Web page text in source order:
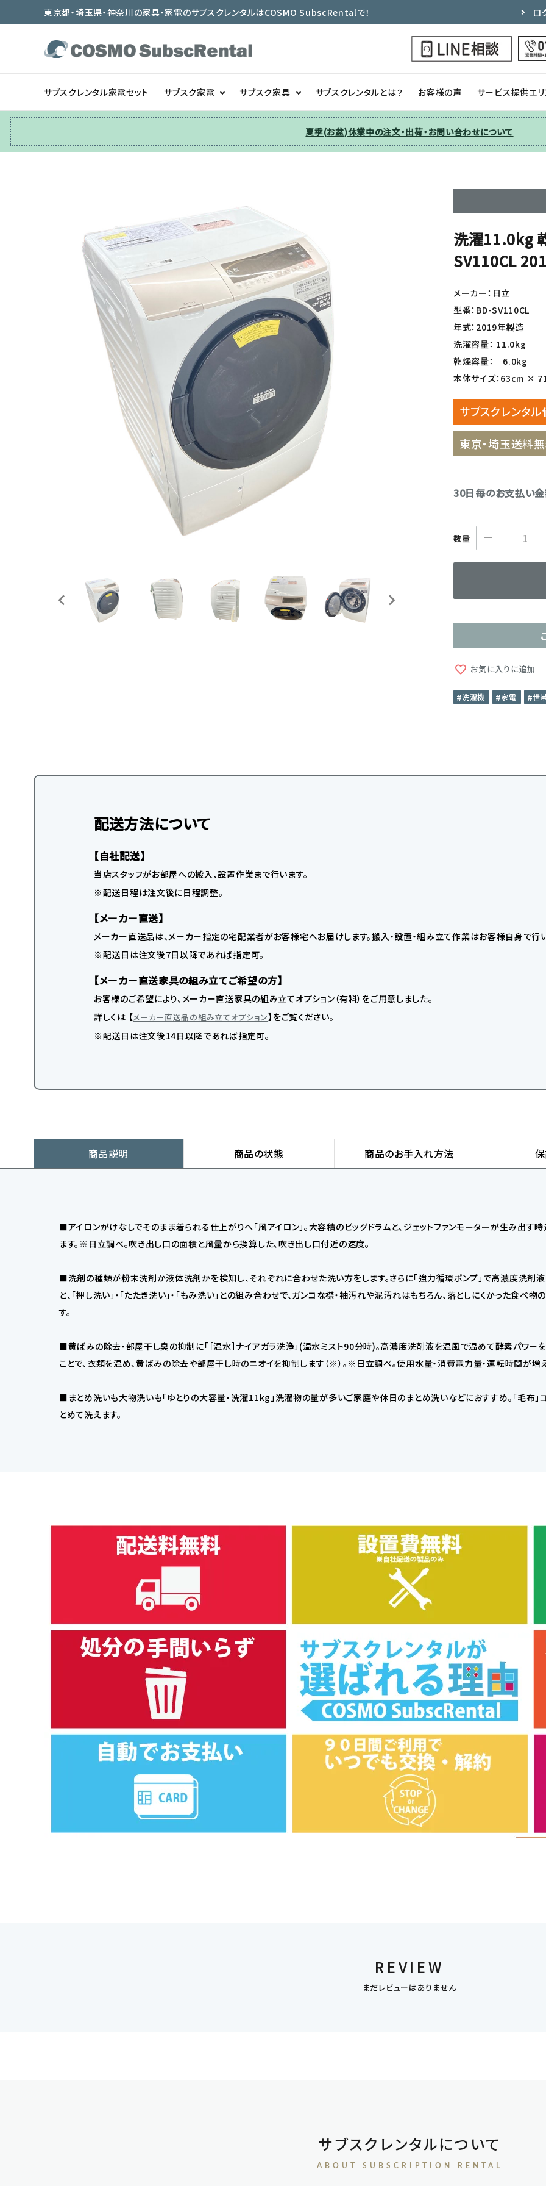
東京都・埼玉県・神奈川の家具・家電のサブスクレンタルはCOSMO SubscRentalで！ ロ
サブスクレンタル家電セット サブスク家電
冷蔵庫 洗濯機 季節家電
サブスク家具
テーブル/デスク チェア ソファー
サブスクレンタルとは？ お客様の声 サービス提供エ
夏季(お盆)休業中の注文・出荷・お問い合わせについて
洗濯11.0kg
SV110CL
メーカー：日立
型番：BD-SV110CL
年式：2019年製造
洗濯容量： 11.0kg
乾燥容量： 6.0kg
本体サイズ：63cm ×
サブスクレンタ
東京・埼玉送料
30日毎のお支払い
数量
お気に入りに追加
洗濯機 家電 世
配送方法について
【自社配送】
当店スタッフがお部屋への搬入、設置作業まで行います。
※配送日程は注文後に日程調整。
【メーカー直送】
メーカー直送品は、メーカー指定の宅配業者がお客様宅へお届けします。搬入・設置・組み立て作業はお客様自身で行
※配送日は注文後7日以降であれば指定可。
【メーカー直送家具の組み立てご希望の方】
お客様のご希望により、メーカー直送家具の組み立てオプション（有料）をご用意しました。
詳しくは 【メーカー直送品の組み立てオプション】をご覧ください。
※配送日は注文後14日以降であれば指定可。
商品説明 商品の状態 商品のお手入れ方法
■アイロンがけなしでそのまま着られる仕上がりへ「風アイロン」。大容積のビッグドラムと、ジェットファンモーターが生み出
ます。※日立調べ。吹き出し口の面積と風量から換算した、吹き出し口付近の速度。
■洗剤の種類が粉末洗剤か液体洗剤かを検知し、それぞれに合わせた洗い方をします。さらに「強力循環ポンプ」で高濃度洗剤液
と、「押し洗い」・「たたき洗い」・「もみ洗い」との組み合わせで、ガンコな襟・袖汚れや泥汚れはもちろん、落としにくかった食
す。
■黄ばみの除去・部屋干し臭の抑制に「［温水］ナイアガラ洗浄」(温水ミスト90分時)。高濃度洗剤液を温風で温めて酵素パワー
ことで、衣類を温め、黄ばみの除去や部屋干し時のニオイを抑制します（※）。※日立調べ。使用水量・消費電力量・運転時間が増
■まとめ洗いも大物洗いも「ゆとりの大容量・洗濯11kg」洗濯物の量が多いご家庭や休日のまとめ洗いなどにおすすめ。「毛
とめて洗えます。
REVIEW
まだレビューはありません
サブスクレンタルについて
ABOUT SUBSCRIPTION RENTAL